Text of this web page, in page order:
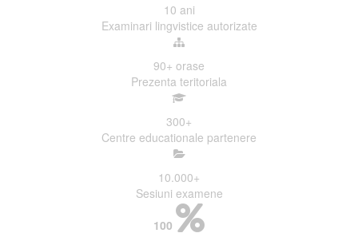
10 ani
Examinari lingvistice autorizate
90+ orase
Prezenta teritoriala
300+
Centre educationale partenere
10.000+
Sesiuni examene
100